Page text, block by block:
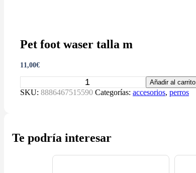
Pet foot waser talla m
11,00€
foot
Añadir al carrito
SKU: 8886467515590 Categorías: accesorios, perros
Te podría interesar